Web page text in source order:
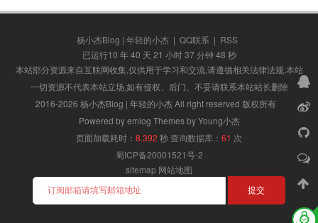
杨小杰Blog | 年轻的小杰 | QQ联系 | RSS
已运行10 年 40 天 21 小时 37 分钟 49 秒
本站部分资源来自互联网收集,仅供用于学习和交流,请遵循相关法律法规,本站
一切资源不代表本站立场,如有侵权、后门、不妥请联系本站站长删除
2016-2026 杨小杰Blog | 年轻的小杰 All right reserved 版权所有
Powered by emlog Themes by Young小杰
页面加载耗时： 8.392 秒查询数据库： 61 次
蜀ICP备20001521号-2
sitemap 网站地图